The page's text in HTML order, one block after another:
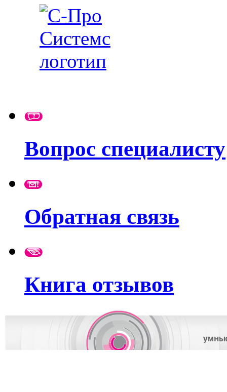
Вопрос специалисту
Обратная связь
Книга отзывов